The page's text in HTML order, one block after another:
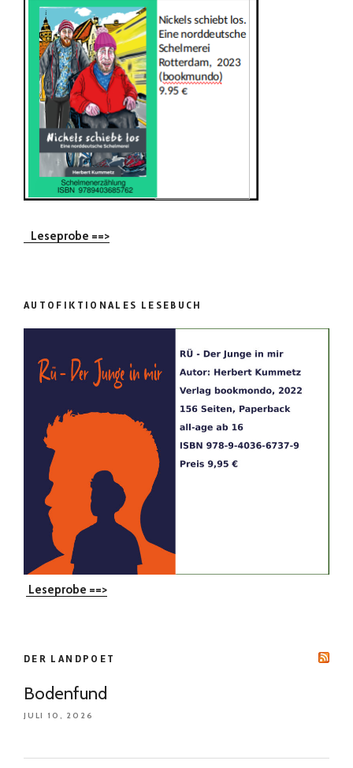
Leseprobe ==>
AUTOFIKTIONALES LESEBUCH
Leseprobe ==>
DER LANDPOET
Bodenfund
JULI 10, 2026